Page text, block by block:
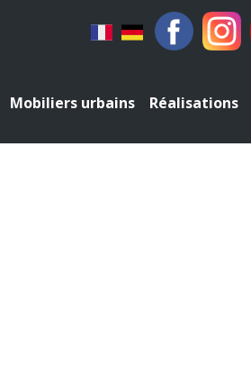
Mobiliers urbains Réalisations